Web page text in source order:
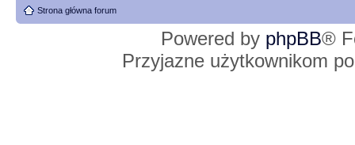
Strona główna forum
Powered by phpBB®
Przyjazne użytkownikom